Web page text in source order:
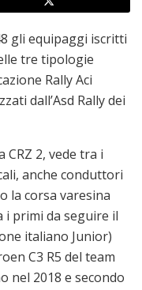
gli equipaggi iscritti
tre tipologie
Rally Aci
dall’Asd Rally dei
2, vede tra i
anche conduttori
la corsa varesina
i primi da seguire il
italiano Junior)
C3 R5 del team
nel 2018 e secondo